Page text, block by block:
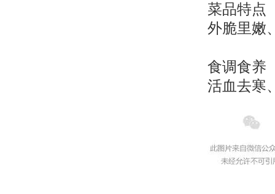
菜品特点
外脆里嫩
食调食养
活血去寒